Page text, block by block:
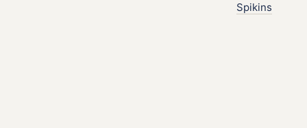
Spikins